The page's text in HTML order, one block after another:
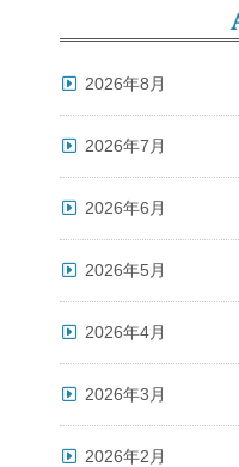
2026年8月
2026年7月
2026年6月
2026年5月
2026年4月
2026年3月
2026年2月